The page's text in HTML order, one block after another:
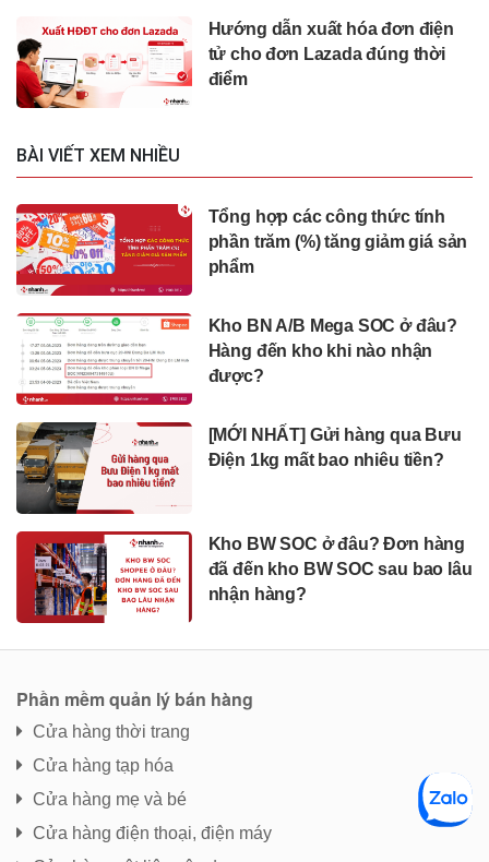
Hướng dẫn xuất hóa đơn điện
tử cho đơn Lazada đúng thời
điểm
BÀI VIẾT XEM NHIỀU
Tổng hợp các công thức tính
phần trăm (%) tăng giảm giá sản
phẩm
Kho BN A/B Mega SOC ở đâu?
Hàng đến kho khi nào nhận
được?
[MỚI NHẤT] Gửi hàng qua Bưu
Điện 1kg mất bao nhiêu tiền?
Kho BW SOC ở đâu? Đơn hàng
đã đến kho BW SOC sau bao lâu
nhận hàng?
Phần mềm quản lý bán hàng
Cửa hàng thời trang
Cửa hàng tạp hóa
Cửa hàng mẹ và bé
Cửa hàng điện thoại, điện máy